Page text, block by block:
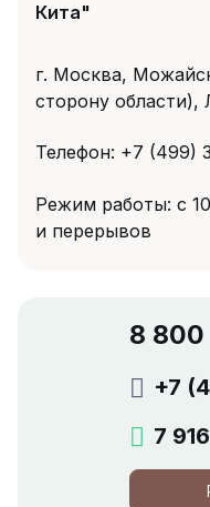
Кита"
г. Москва,
сторону области),
Телефон: +7 (499)
Режим работы: с
и перерывов
8
+7
7